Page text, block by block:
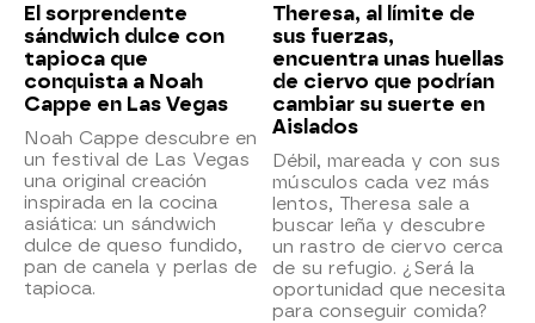
El sorprendente
sándwich dulce con
tapioca que
conquista a Noah
Cappe en Las Vegas
Noah Cappe descubre en
un festival de Las Vegas
una original creación
inspirada en la cocina
asiática: un sándwich
dulce de queso fundido,
pan de canela y perlas de
tapioca.
Theresa, al límite de
sus fuerzas,
encuentra unas huellas
de ciervo que podrían
cambiar su suerte en
Aislados
Débil, mareada y con sus
músculos cada vez más
lentos, Theresa sale a
buscar leña y descubre
un rastro de ciervo cerca
de su refugio. ¿Será la
oportunidad que necesita
para conseguir comida?